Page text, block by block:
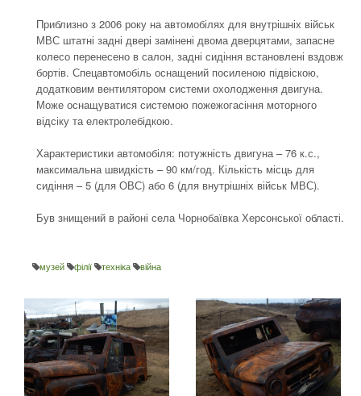
Приблизно з 2006 року на автомобілях для внутрішніх військ
МВС штатні задні двері замінені двома дверцятами, запасне
колесо перенесено в салон, задні сидіння встановлені вздовж
бортів. Спецавтомобіль оснащений посиленою підвіскою,
додатковим вентилятором системи охолодження двигуна.
Може оснащуватися системою пожежогасіння моторного
відсіку та електролебідкою.
Характеристики автомобіля: потужність двигуна – 76 к.с.,
максимальна швидкість – 90 км/год. Кількість місць для
сидіння – 5 (для ОВС) або 6 (для внутрішніх військ МВС).
Був знищений в районі села Чорнобаївка Херсонської області.
музей філії техніка війна